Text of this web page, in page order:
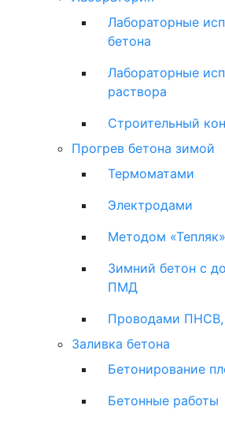
Лабораторные
бетона
Лабораторные
раствора
Строительный
Прогрев бетона зимой
Термоматами
Электродами
Методом «Тепляк»
Зимний бетон с
ПМД
Проводами
Заливка бетона
Бетонирование
Бетонные работы